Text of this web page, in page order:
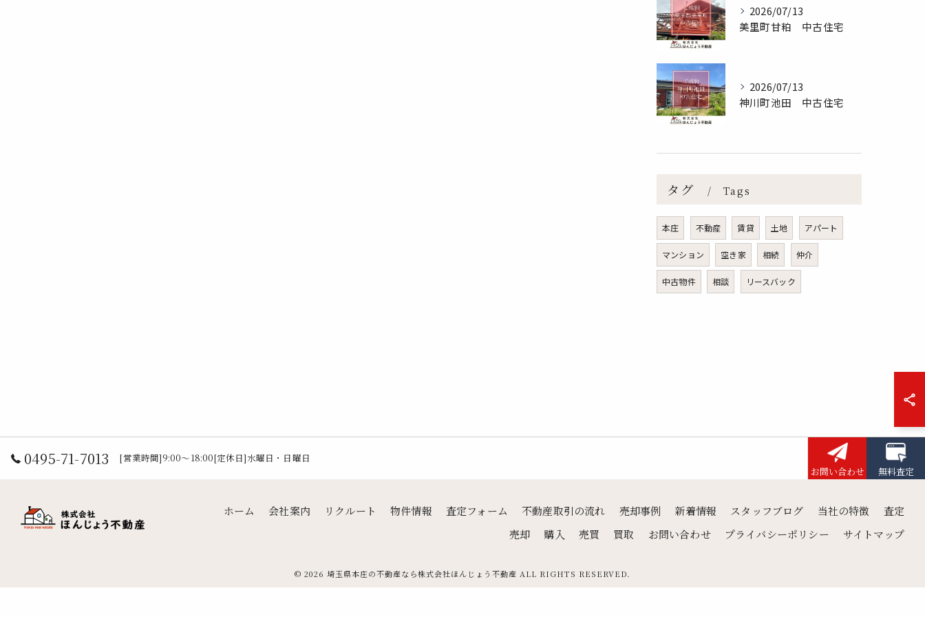
2026/07/13
美里町甘粕 中古住宅
2026/07/13
神川町池田 中古住宅
タグ Tags
本庄 不動産 賃貸 土地 アパート
マンション 空き家 相続 仲介
中古物件 相談 リースバック
0495-71-7013 [営業時間]9:00～18:00[定休日]水曜日・日曜日
お問い合わせ 無料査定
ホーム 会社案内 リクルート 物件情報 査定フォーム 不動産取引の流れ 売却事例 新着情報 スタッフブログ 当社の特徴
査定
売却
購入 売買 買取 お問い合わせ プライバシーポリシー サイトマップ
© 2026 埼玉県本庄の不動産なら株式会社ほんじょう不動産 ALL RIGHTS RESERVED.